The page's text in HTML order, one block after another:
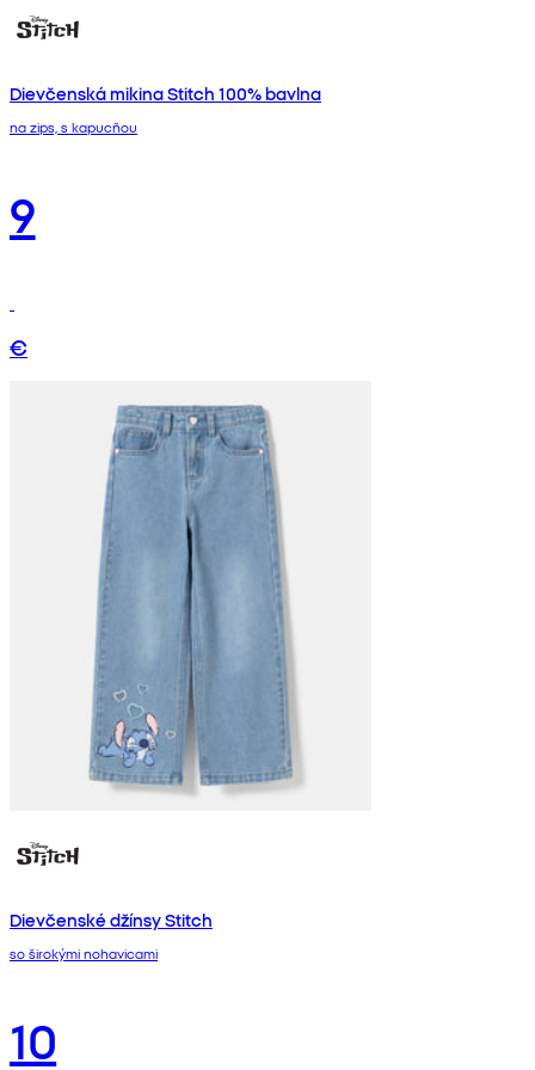
Dievčenská mikina Stitch 100% bavlna
na zips, s kapucňou
9
€
Dievčenské džínsy Stitch
so širokými nohavicami
10